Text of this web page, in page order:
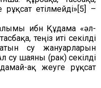
етілмейді»[5] –
ибн Құдама «әл-
теңіз иті секілді
су жануарларын
су шаяны (рак) секілді
ақ жеуге рұқсат